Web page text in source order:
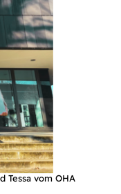
Tessa vom OHA